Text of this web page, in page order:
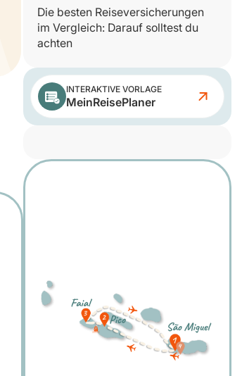
Die besten Reiseversicherungen
im Vergleich: Darauf solltest du
achten
INTERAKTIVE VORLAGE
MeinReisePlaner